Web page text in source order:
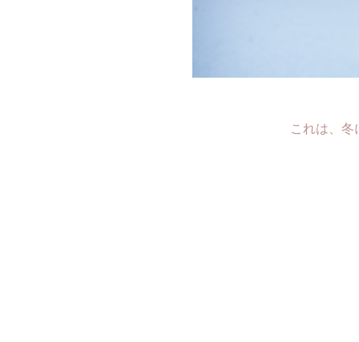
これは、冬